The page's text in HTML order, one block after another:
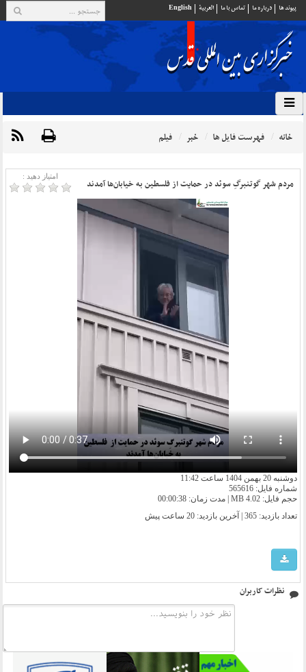
پيوند ها درباره ما تماس با ما العربية English
خانه فهرست فایل ها خبر فیلم
امتیاز دهید :
مردم شهر گوتنبرگِ سوئد در حمایت از فلسطین به خیابان‌ها آمدند
دوشنبه 20 بهمن 1404 ساعت 11:42
شماره فایل: 565616
حجم فایل: 4.02 MB | مدت زمان: 00:00:38
تعداد بازدید: 365 | آخرین بازدید:
20 ساعت پیش
نظرات کاربران